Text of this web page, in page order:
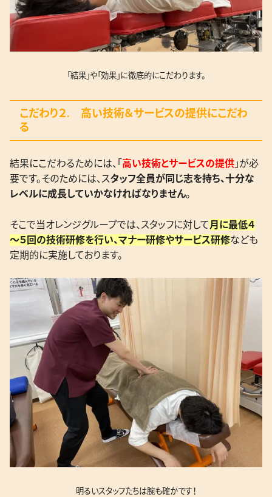
「結果」や「効果」に徹底的にこだわります。
こだわり２. 高い技術＆サービスの提供にこだわ
る
結果にこだわるためには、「 高い技術とサービスの提供 」が必
要です。そのためには、スタッフ全員が同じ志を持ち、十分な
レベルに成長していかなければなりません。
そこで当オレンジグループでは、スタッフに対して月に最低４
～５回の技術研修を行い、マナー研修やサービス研修なども
定期的に実施しております。
明るいスタッフたちは腕も確かです！